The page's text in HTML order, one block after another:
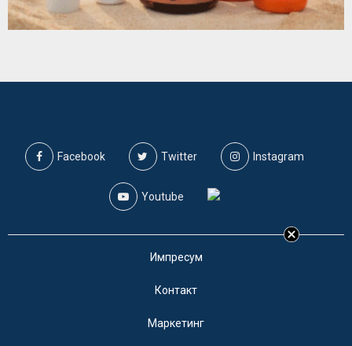
Facebook Twitter Instagram
Youtube
Импресум
Контакт
Маркетинг